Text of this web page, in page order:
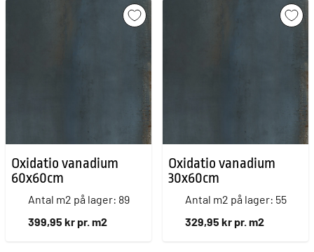
Oxidatio vanadium
60x60cm
Antal m2 på lager: 89
399,95 kr pr. m2
Oxidatio vanadium
30x60cm
Antal m2 på lager: 55
329,95 kr pr. m2